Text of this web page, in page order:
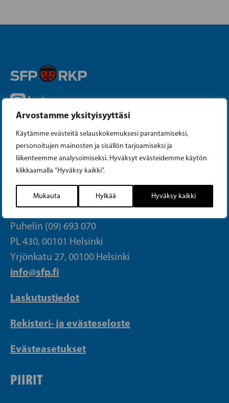
Arvostamme yksityisyyttäsi
Käytämme evästeitä selauskokemuksesi parantamiseksi,
personoitujen mainosten ja sisällön tarjoamiseksi ja
liikenteemme analysoimiseksi. Hyväksyt evästeidemme käytön
klikkaamalla ”Hyväksy kaikki”.
Mukauta Hylkää Hyväksy kaikki
Instagram
Tiktok
PUOLUETOIMISTO
Puhelin (09) 693 070
PL 430, 00101 Helsinki
Yrjönkatu 27, 00100 Helsinki
info@sfp.fi
Laskutustiedot
Rekisteri- ja evästeseloste
Evästeasetukset
PIIRIT